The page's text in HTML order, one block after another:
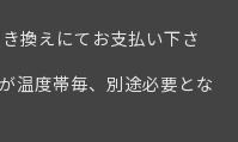
換えにてお支払い下さ
度帯毎、別途必要とな